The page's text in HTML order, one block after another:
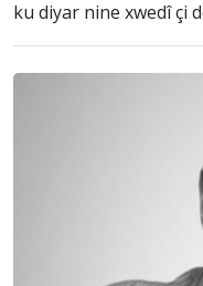
ku diyar nine xwedî çi